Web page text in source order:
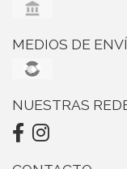
MEDIOS DE
NUESTRAS